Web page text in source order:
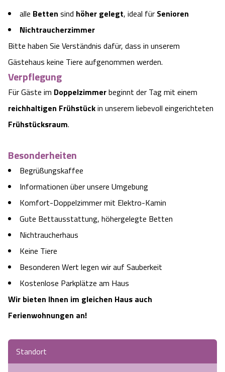
alle Betten sind höher gelegt, ideal für Senioren
Nichtraucherzimmer
Bitte haben Sie Verständnis dafür, dass in unserem
Gästehaus keine Tiere aufgenommen werden.
Verpflegung
Für Gäste im Doppelzimmerbeginnt der Tag mit einem
reichhaltigen Frühstückin unserem liebevoll eingerichteten
Frühstücksraum.
Besonderheiten
Begrüßungskaffee
Informationen über unsere Umgebung
Komfort-Doppelzimmer mit Elektro-Kamin
Gute Bettausstattung, höhergelegte Betten
Nichtraucherhaus
Keine Tiere
Besonderen Wert legen wir auf Sauberkeit
Kostenlose Parkplätze am Haus
Wir bieten Ihnen im gleichen Haus auch
Ferienwohnungen an!
Standort